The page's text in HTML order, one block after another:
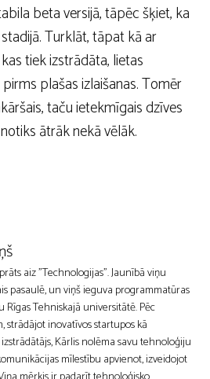
beta versijā, tāpēc šķiet, ka
Turklāt, tāpat kā ar
tiek izstrādāta, lietas
plašas izlaišanas. Tomēr
taču ietekmīgais dzīves
ātrāk nekā vēlāk.
aiz "Technologijas". Jaunībā viņu
pasaulē, un viņš ieguva programmatūras
Tehniskajā universitātē. Pēc
strādājot inovatīvos startupos kā
Kārlis nolēma savu tehnoloģiju
mīlestību apvienot, izveidojot